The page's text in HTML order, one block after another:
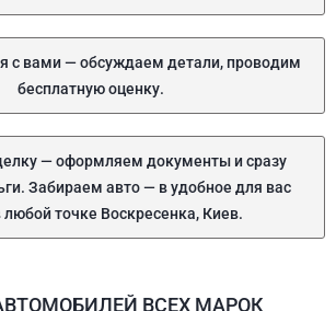
с вами — обсуждаем детали, проводим
бесплатную оценку.
— оформляем документы и сразу
Забираем авто — в удобное для вас
любой точке Воскресенка, Киев.
ВСЕХ МАРОК